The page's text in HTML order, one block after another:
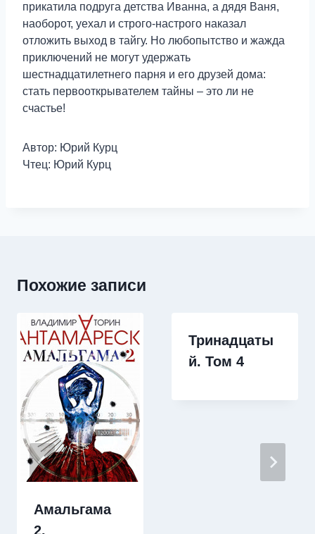
прикатила подруга детства Иванна, а дядя Ваня,
наоборот, уехал и строго-настрого наказал
отложить выход в тайгу. Но любопытство и жажда
приключений не могут удержать
шестнадцатилетнего парня и его друзей дома:
стать первооткрывателем тайны – это ли не
счастье!
Автор: Юрий Курц
Чтец: Юрий Курц
Похожие записи
Амальгама
2.
Тринадцаты
й. Том 4